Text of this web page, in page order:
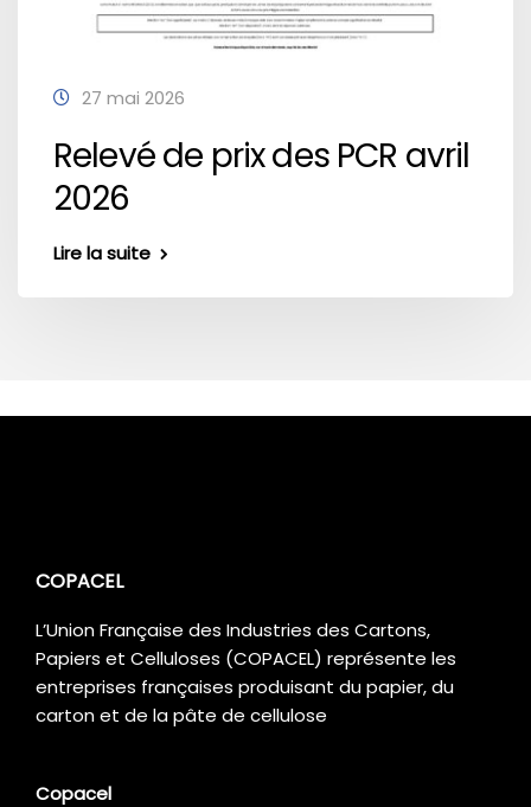
27 mai 2026
Relevé de prix des PCR avril
2026
Lire la suite
COPACEL
L’Union Française des Industries des Cartons,
Papiers et Celluloses (COPACEL) représente les
entreprises françaises produisant du papier, du
carton et de la pâte de cellulose
Copacel